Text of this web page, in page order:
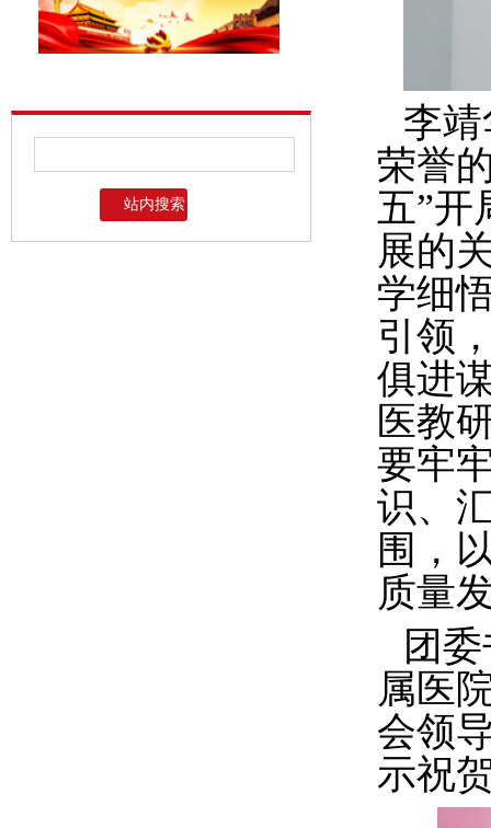
李
荣誉
五”开
展的
学细
引领
俱进
医教
要牢
识、
围，
质量
团
属医
会领
示祝